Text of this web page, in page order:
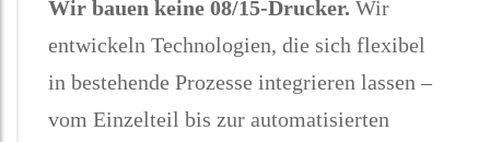
Wir bauen keine 08/15-Drucker. Wir
entwickeln Technologien, die sich flexibel
in bestehende Prozesse integrieren lassen –
vom Einzelteil bis zur automatisierten